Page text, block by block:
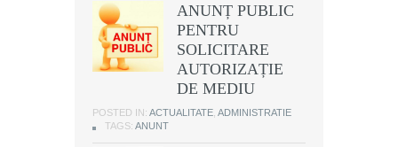
ANUNȚ PUBLIC
PENTRU
SOLICITARE
AUTORIZAȚIE
DE MEDIU
POSTED IN: ACTUALITATE ADMINISTRATIE
TAGS: ANUNT